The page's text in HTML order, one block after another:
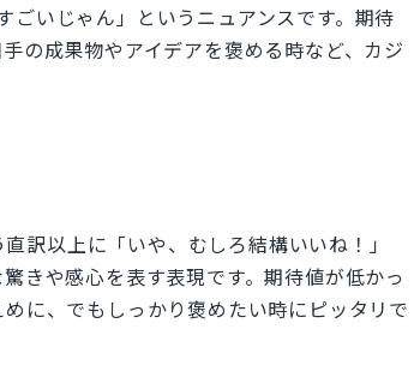
いじゃん」というニュアンスです。期待
の成果物やアイデアを褒める時など、カジ
以上に「いや、むしろ結構いいね！」
きや感心を表す表現です。期待値が低かっ
に、でもしっかり褒めたい時にピッタリで